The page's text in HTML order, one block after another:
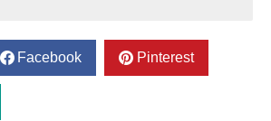
Facebook Pinterest